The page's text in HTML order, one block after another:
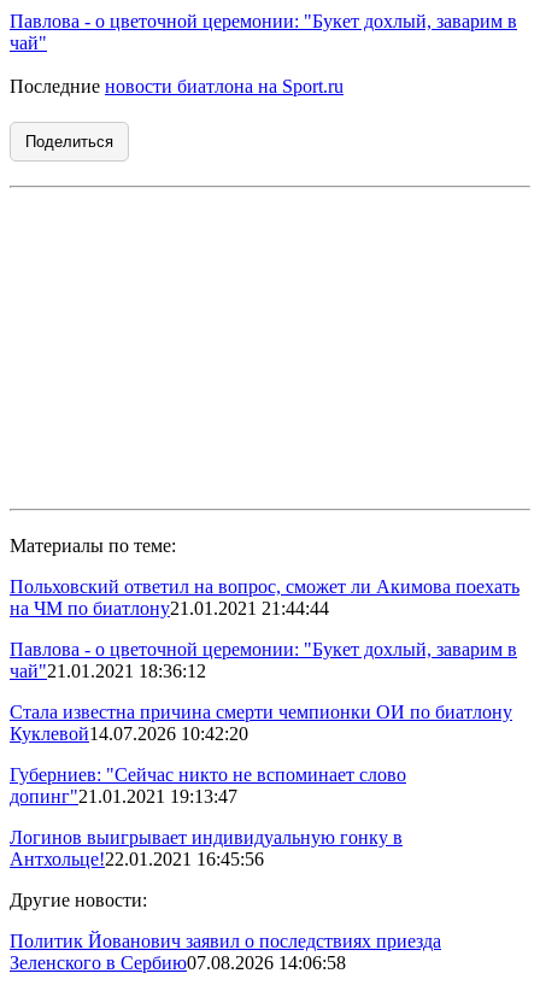
Павлова - о цветочной церемонии: "Букет дохлый, заварим в
чай"
Последние новости биатлона на Sport.ru
Поделиться
Материалы по теме:
Польховский ответил на вопрос, сможет ли Акимова поехать
на ЧМ по биатлону21.01.2021 21:44:44
Павлова - о цветочной церемонии: "Букет дохлый, заварим в
чай"21.01.2021 18:36:12
Стала известна причина смерти чемпионки ОИ по биатлону
Куклевой14.07.2026 10:42:20
Губерниев: "Сейчас никто не вспоминает слово
допинг"21.01.2021 19:13:47
Логинов выигрывает индивидуальную гонку в
Антхольце!22.01.2021 16:45:56
Другие новости:
Политик Йованович заявил о последствиях приезда
Зеленского в Сербию07.08.2026 14:06:58